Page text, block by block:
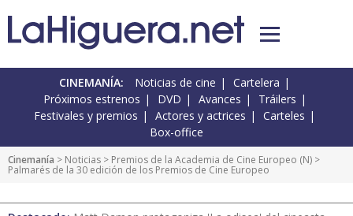
CINEMANÍA: Noticias de cine
Cartelera
Próximos estrenos
DVD Avances
Tráilers
Festivales y premios
Actores y actrices
Carteles
Box-office
Cinemanía > Noticias > Premios de la Academia de Cine Europeo (N) >
Palmarés de la 30 edición de los Premios de Cine Europeo